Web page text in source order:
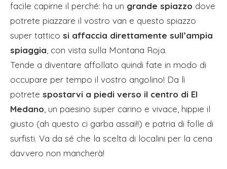
facile capirne il perché: ha un grande spiazzo dove
potrete piazzare il vostro van e questo spiazzo
super tattico si affaccia direttamente sull’ampia
spiaggia , con vista sulla Montana Roja.
Tende a diventare affollato quindi fate in modo di
occupare per tempo il vostro angolino! Da lì
potrete spostarvi a piedi verso il centro di El
Medano , un paesino super carino e vivace, hippie il
giusto (ah questo ci garba assai!!) e patria di folle di
surfisti. Va da sé che la scelta di localini per la cena
davvero non mancherà!